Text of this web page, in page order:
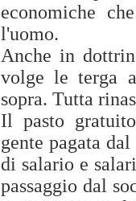
economiche
l'uomo.
Anche in
volge le terga
sopra. Tutta
Il pasto
gente pagata
di salario e
passaggio dal